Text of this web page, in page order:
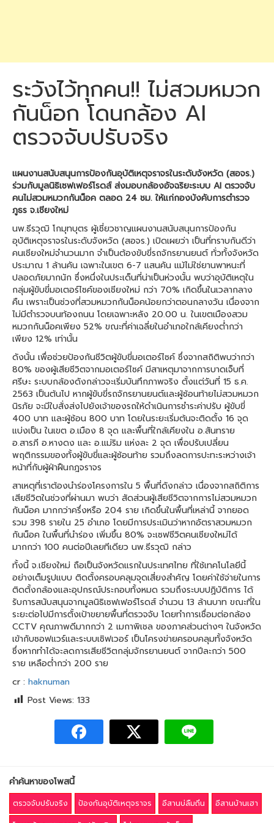
ระวังไว้ทุกคน!! ไม่สวมหมวก
กันน็อก โดนกล้อง AI
ตรวจจับปรับจริง
แผนงานสนับสนุนการป้องกันอุบัติเหตุจราจรในระดับจังหวัด (สอจร.)
ร่วมกับมูลนิธิเซฟเฟอร์โรดส์ ส่งมอบกล้องอัจฉริยะระบบ AI ตรวจจับ
คนไม่สวมหมวกกันน็อค ตลอด 24 ชม. ให้แก่กองบังคับการตำรวจ
ภูธร จ.เชียงใหม่
นพ.ธีรวุฒิ โกมุทบุตร ผู้เชี่ยวชาญแผนงานสนับสนุนการป้องกัน
อุบัติเหตุจราจรในระดับจังหวัด (สอจร.) เปิดเผยว่า เป็นที่ทราบกันดีว่า
คนเชียงใหม่จำนวนมาก จำเป็นต้องขับขี่รถจักรยานยนต์ ทั่วทั้งจังหวัด
ประมาณ 1 ล้านคัน เฉพาะในเขต 6-7 แสนคัน แม้ไม่ใช่ยานพาหนะที่
ปลอดภัยมากนัก ซึ่งหนึ่งในประเด็นที่น่าเป็นห่วงนั้น พบว่าอุบัติเหตุใน
กลุ่มผู้ขับขี่มอเตอร์ไซค์ของเชียงใหม่ กว่า 70% เกิดขึ้นในเวลากลาง
คืน เพราะเป็นช่วงที่สวมหมวกกันน็อคน้อยกว่าตอนกลางวัน เนื่องจาก
ไม่มีตำรวจบนท้องถนน โดยเฉพาะหลัง 20.00 น. ในเขตเมืองสวม
หมวกกันน็อคเพียง 52% ขณะที่ค่าเฉลี่ยในอำเภอใกล้เคียงต่ำกว่า
เพียง 12% เท่านั้น
ดังนั้น เพื่อช่วยป้องกันชีวิตผู้ขับขี่มอเตอร์ไซค์ ซึ่งจากสถิติพบว่ากว่า
80% ของผู้เสียชีวิตจากมอเตอร์ไซค์ มีสาเหตุมาจากการบาดเจ็บที่
ศรีษะ ระบบกล้องดังกล่าวจะเริ่มบันทึกภาพจริง ตั้งแต่วันที่ 15 ธ.ค.
2563 เป็นต้นไป หากผู้ขับขี่รถจักรยานยนต์และผู้ซ้อนท้ายไม่สวมหมวก
นิรภัย จะมีใบสั่งส่งไปยังเจ้าของรถให้ดำเนินการชำระค่าปรับ ผู้ขับขี่
400 บาท และผู้ซ้อน 800 บาท โดยในระยะเริ่มต้นจะติดตั้ง 16 จุด
แบ่งเป็น ในเขต อ.เมือง 8 จุด และพื้นที่ใกล้เคียงใน อ.สันทราย
อ.สารภี อ.หางดง และ อ.แม่ริม แห่งละ 2 จุด เพื่อปรับเปลี่ยน
พฤติกรรมของทั้งผู้ขับขี่และผู้ซ้อนท้าย รวมถึงลดการปะทะระหว่างเจ้า
หน้าที่กับผู้ฝ่าฝืนกฎจราจร
สาเหตุที่เราต้องนำร่องโครงการใน 5 พื้นที่ดังกล่าว เนื่องจากสถิติการ
เสียชีวิตในช่วงที่ผ่านมา พบว่า สัดส่วนผู้เสียชีวิตจากการไม่สวมหมวก
กันน็อค มากกว่าครึ่งหรือ 204 ราย เกิดขึ้นในพื้นที่เหล่านี้ จากยอด
รวม 398 รายใน 25 อำเภอ โดยมีการประเมินว่าหากอัตราสวมหมวก
กันน็อค ในพื้นที่นำร่อง เพิ่มขึ้น 80% จะเซฟชีวิตคนเชียงใหม่ได้
มากกว่า 100 คนต่อปีเลยทีเดียว นพ.ธีรวุฒิ กล่าว
ทั้งนี้ จ.เชียงใหม่ ถือเป็นจังหวัดแรกในประเทศไทย ที่ใช้เทคโนโลยีนี้
อย่างเต็มรูปแบบ ติดตั้งครอบคลุมจุดเสี่ยงสำคัญ โดยค่าใช้จ่ายในการ
ติดตั้งกล้องและอุปกรณ์ประกอบทั้งหมด รวมถึงระบบปฏิบัติการ ได้
รับการสนับสนุนจากมูลนิธิเซฟเฟอร์โรดส์ จำนวน 13 ล้านบาท ขณะที่ใน
ระยะต่อไปมีการตั้งเป้าขยายพื้นที่ตรวจจับ โดยทำการเชื่อมต่อกล้อง
CCTV คุณภาพดีมากกว่า 2 เมกาพิเชล ของภาคส่วนต่างๆ ในจังหวัด
เข้ากับซอฟแวร์และระบบเซิฟเวอร์ เป็นโครงข่ายครอบคลุมทั้งจังหวัด
ซึ่งหากทำได้จะลดการเสียชีวิตกลุ่มจักรยานยนต์ จากปีละกว่า 500
ราย เหลือต่ำกว่า 200 ราย
cr : haknuman
Post Views: 133
คำค้นหาของโพสนี้
ตรวจจับปรับจริง ป้องกันอุบัติเหตุจราจร อีสานบ่ลืมถิ่น
อีสานบ้านเฮา